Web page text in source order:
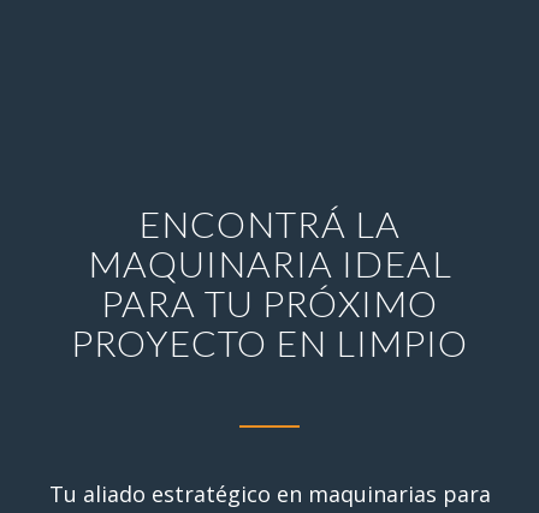
ENCONTRÁ LA
MAQUINARIA IDEAL
PARA TU PRÓXIMO
PROYECTO EN LIMPIO
Tu aliado estratégico en maquinarias para